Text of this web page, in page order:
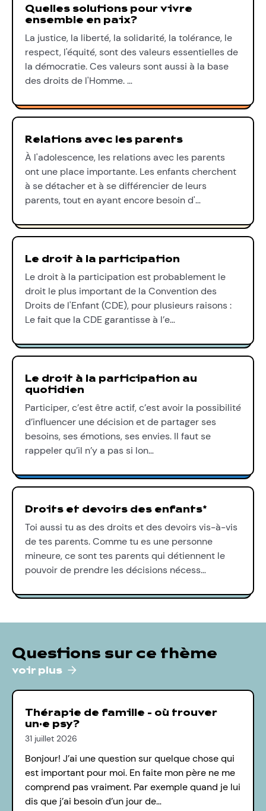
Quelles solutions pour vivre
ensemble en paix?
La justice, la liberté, la solidarité, la tolérance, le
respect, l'équité, sont des valeurs essentielles de
la démocratie. Ces valeurs sont aussi à la base
des droits de l'Homme. …
Relations avec les parents
À l'adolescence, les relations avec les parents
ont une place importante. Les enfants cherchent
à se détacher et à se différencier de leurs
parents, tout en ayant encore besoin d'…
Le droit à la participation
Le droit à la participation est probablement le
droit le plus important de la Convention des
Droits de l'Enfant (CDE), pour plusieurs raisons :
Le fait que la CDE garantisse à l’e…
Le droit à la participation au
quotidien
Participer, c’est être actif, c’est avoir la possibilité
d’influencer une décision et de partager ses
besoins, ses émotions, ses envies. Il faut se
rappeler qu’il n’y a pas si lon…
Droits et devoirs des enfants*
Toi aussi tu as des droits et des devoirs vis-à-vis
de tes parents. Comme tu es une personne
mineure, ce sont tes parents qui détiennent le
pouvoir de prendre les décisions nécess…
Questions sur ce thème
voir plus
Thérapie de famille - où trouver
un·e psy?
31 juillet 2026
Bonjour! J’ai une question sur quelque chose qui
est important pour moi. En faite mon père ne me
comprend pas vraiment. Par exemple quand je lui
dis que j’ai besoin d’un jour de…